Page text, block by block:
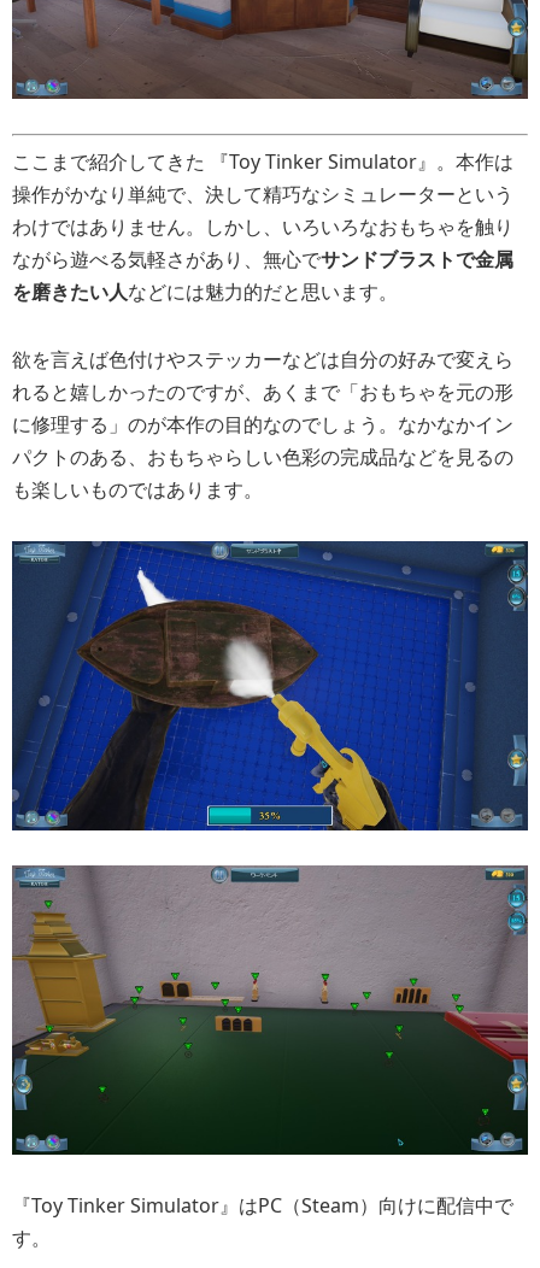
ここまで紹介してきた 『Toy Tinker Simulator』。本作は
操作がかなり単純で、決して精巧なシミュレーターという
わけではありません。しかし、いろいろなおもちゃを触り
ながら遊べる気軽さがあり、無心でサンドブラストで金属
を磨きたい人などには魅力的だと思います。
欲を言えば色付けやステッカーなどは自分の好みで変えら
れると嬉しかったのですが、あくまで「おもちゃを元の形
に修理する」のが本作の目的なのでしょう。なかなかイン
パクトのある、おもちゃらしい色彩の完成品などを見るの
も楽しいものではあります。
『Toy Tinker Simulator』はPC（Steam）向けに配信中で
す。